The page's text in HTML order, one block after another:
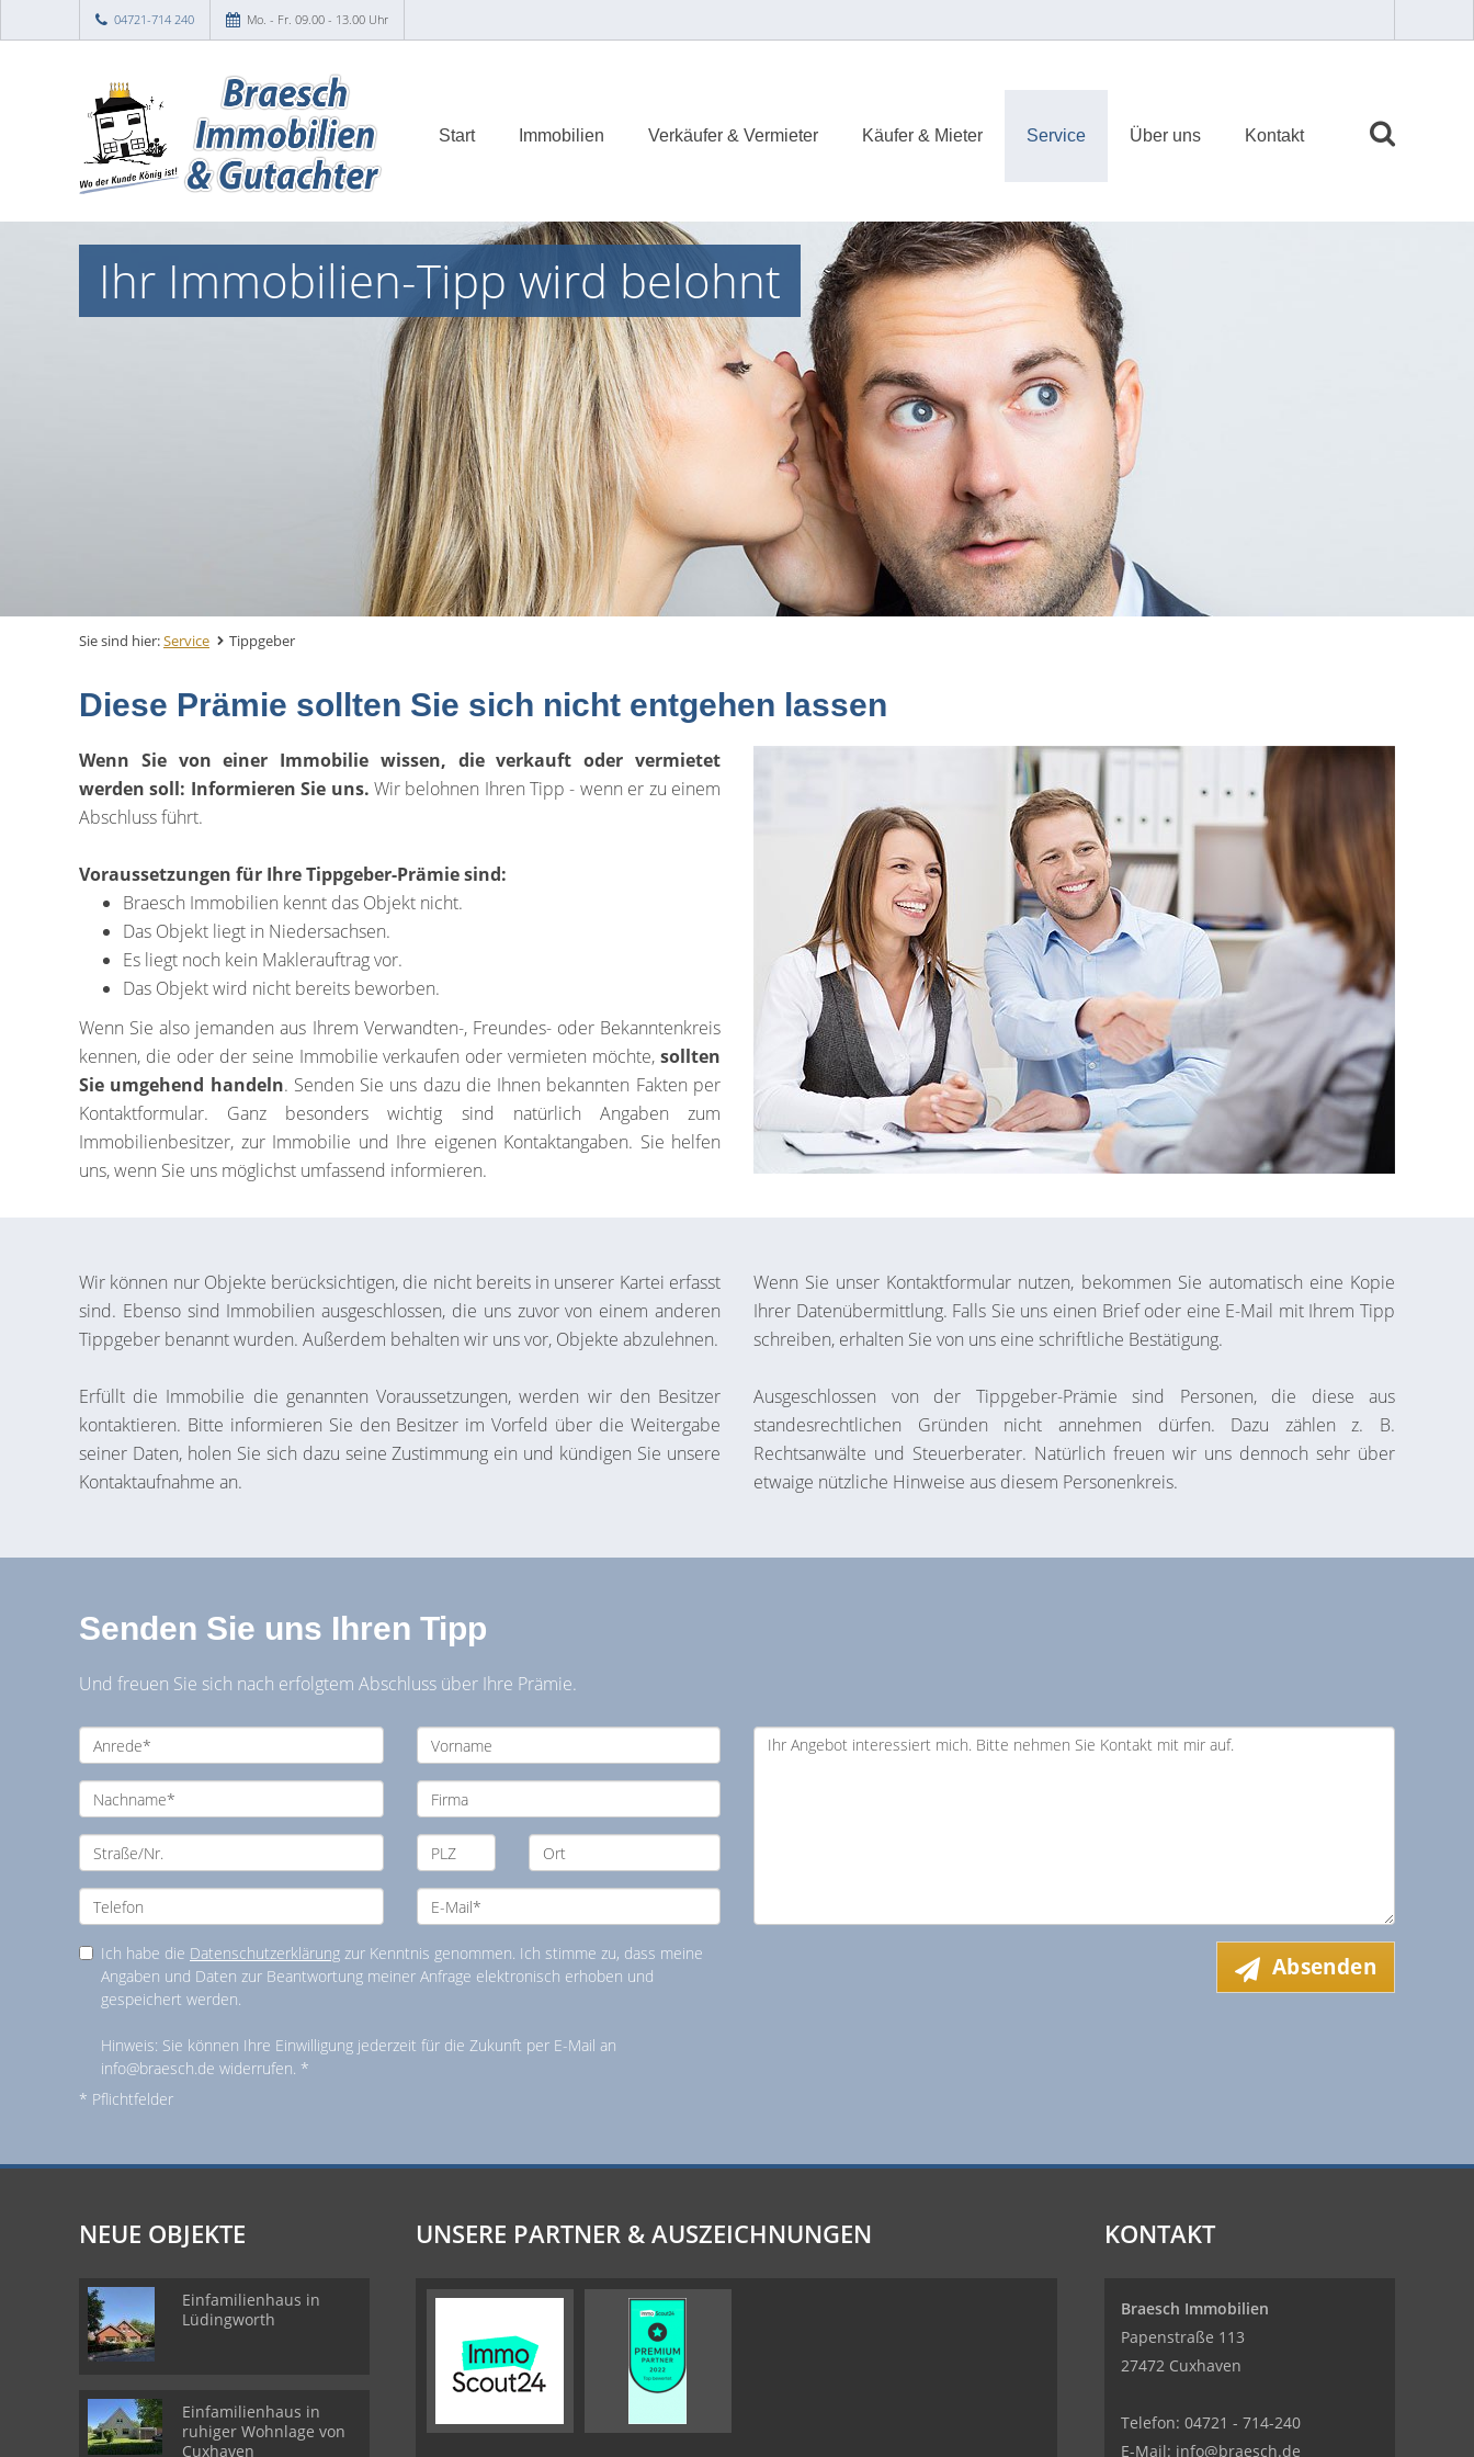
04721-714 240 Mo. - Fr. 09.00 - 13.00 Uhr
Start Immobilien Verkäufer & Vermieter Käufer & Mieter Service Über uns Kontakt
Ihr Immobilien-Tipp wird belohnt
Sie sind hier:Service Tippgeber
Diese Prämie sollten Sie sich nicht entgehen lassen
Wenn Sie von einer Immobilie wissen, die verkauft oder vermietet
werden soll: Informieren Sie uns. Wir belohnen Ihren Tipp - wenn er zu einem
Abschluss führt.
Voraussetzungen für Ihre Tippgeber-Prämie sind:
Braesch Immobilien kennt das Objekt nicht.
Das Objekt liegt in Niedersachsen.
Es liegt noch kein Maklerauftrag vor.
Das Objekt wird nicht bereits beworben.
Wenn Sie also jemanden aus Ihrem Verwandten-, Freundes- oder Bekanntenkreis
kennen, die oder der seine Immobilie verkaufen oder vermieten möchte, sollten
Sie umgehend handeln. Senden Sie uns dazu die Ihnen bekannten Fakten per
Kontaktformular. Ganz besonders wichtig sind natürlich Angaben zum
Immobilienbesitzer, zur Immobilie und Ihre eigenen Kontaktangaben. Sie helfen
uns, wenn Sie uns möglichst umfassend informieren.
Wir können nur Objekte berücksichtigen, die nicht bereits in unserer Kartei erfasst
sind. Ebenso sind Immobilien ausgeschlossen, die uns zuvor von einem anderen
Tippgeber benannt wurden. Außerdem behalten wir uns vor, Objekte abzulehnen.
Erfüllt die Immobilie die genannten Voraussetzungen, werden wir den Besitzer
kontaktieren. Bitte informieren Sie den Besitzer im Vorfeld über die Weitergabe
seiner Daten, holen Sie sich dazu seine Zustimmung ein und kündigen Sie unsere
Kontaktaufnahme an.
Wenn Sie unser Kontaktformular nutzen, bekommen Sie automatisch eine Kopie
Ihrer Datenübermittlung. Falls Sie uns einen Brief oder eine E-Mail mit Ihrem Tipp
schreiben, erhalten Sie von uns eine schriftliche Bestätigung.
Ausgeschlossen von der Tippgeber-Prämie sind Personen, die diese aus
standesrechtlichen Gründen nicht annehmen dürfen. Dazu zählen z. B.
Rechtsanwälte und Steuerberater. Natürlich freuen wir uns dennoch sehr über
etwaige nützliche Hinweise aus diesem Personenkreis.
Senden Sie uns Ihren Tipp
Und freuen Sie sich nach erfolgtem Abschluss über Ihre Prämie.
Ich habe die Datenschutzerklärung zur Kenntnis genommen. Ich stimme zu, dass meine
Angaben und Daten zur Beantwortung meiner Anfrage elektronisch erhoben und
gespeichert werden.
Hinweis: Sie können Ihre Einwilligung jederzeit für die Zukunft per E-Mail an
info@braesch.de widerrufen. *
* Pflichtfelder
Absenden
NEUE OBJEKTE
Einfamilienhaus in
Lüdingworth
Einfamilienhaus in
ruhiger Wohnlage von
Cuxhaven
UNSERE PARTNER & AUSZEICHNUNGEN KONTAKT
Braesch Immobilien
Papenstraße 113
27472 Cuxhaven
Telefon: 04721 - 714-240
E-Mail: info@braesch.de